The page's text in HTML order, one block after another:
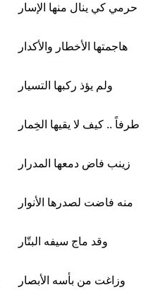
حرمي كي ينال منها الإسار
هاجمتها الأخطار والأكدار
ولم يؤذ ركبها التسيار
طرفاً .. كيف لا يقيها الخِمار
زينب فاض دمعها المدرار
منه فاضت لصدرها الأنوار
وقد ماج سيفه البتّار
وزاغت من بأسه الأبصار